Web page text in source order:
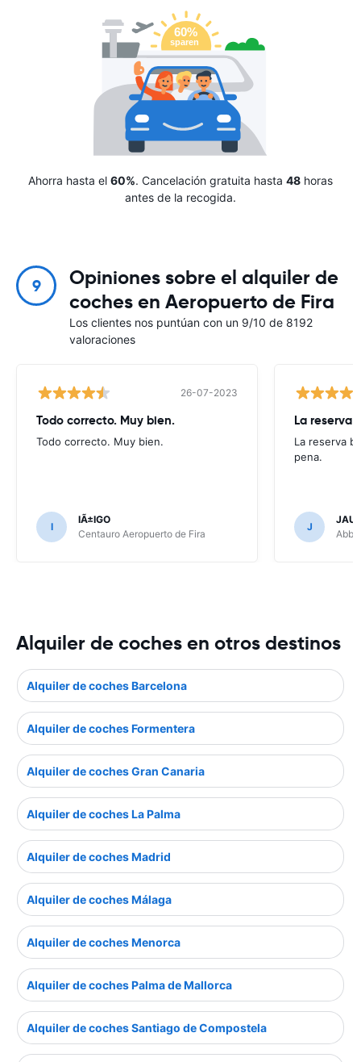
Ahorra hasta el 60%. Cancelación gratuita hasta 48 horas
antes de la recogida.
9
Opiniones sobre el alquiler de
coches en Aeropuerto de Fira
Los clientes nos puntúan con un 9/10 de 8192
valoraciones
26-07-2023
Todo correcto. Muy bien.
Todo correcto. Muy bien.
I
IÃ±IGO
Centauro Aeropuerto de Fira
La reserva
La reserva
pena.
J
Alquiler de coches en otros destinos
Alquiler de coches Barcelona
Alquiler de coches Formentera
Alquiler de coches Gran Canaria
Alquiler de coches La Palma
Alquiler de coches Madrid
Alquiler de coches Málaga
Alquiler de coches Menorca
Alquiler de coches Palma de Mallorca
Alquiler de coches Santiago de Compostela